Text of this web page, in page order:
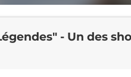
- Un des